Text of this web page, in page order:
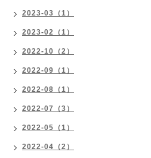
2023-03（1）
2023-02（1）
2022-10（2）
2022-09（1）
2022-08（1）
2022-07（3）
2022-05（1）
2022-04（2）